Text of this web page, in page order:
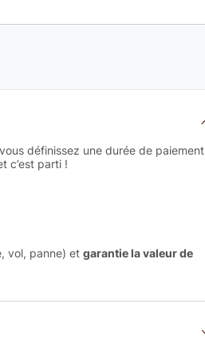
définissez une durée de paiement
c’est parti !
vol, panne) et garantie la valeur de